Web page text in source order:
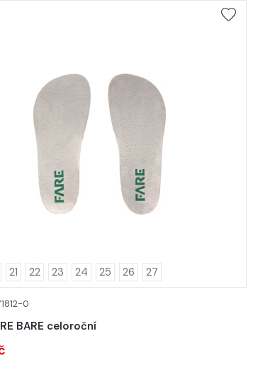
21 22 23 24 25 26 27
0
BARE celoroční